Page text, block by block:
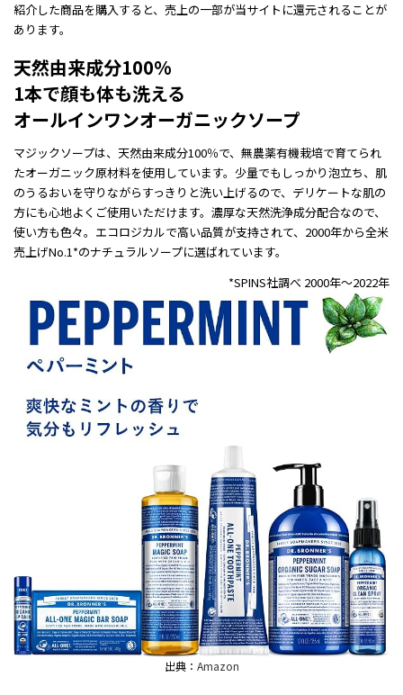
紹介した商品を購入すると、売上の一部が当サイトに還元されることが
あります。
天然由来成分100%
1本で顔も体も洗える
オールインワンオーガニックソープ
マジックソープは、天然由来成分100％で、無農薬有機栽培で育てられ
たオーガニック原材料を使用しています。少量でもしっかり泡立ち、肌
のうるおいを守りながらすっきりと洗い上げるので、デリケートな肌の
方にも心地よくご使用いただけます。濃厚な天然洗浄成分配合なので、
使い方も色々。エコロジカルで高い品質が支持されて、2000年から全米
売上げNo.1*のナチュラルソープに選ばれています。
*SPINS社調べ 2000年～2022年
出典： Amazon